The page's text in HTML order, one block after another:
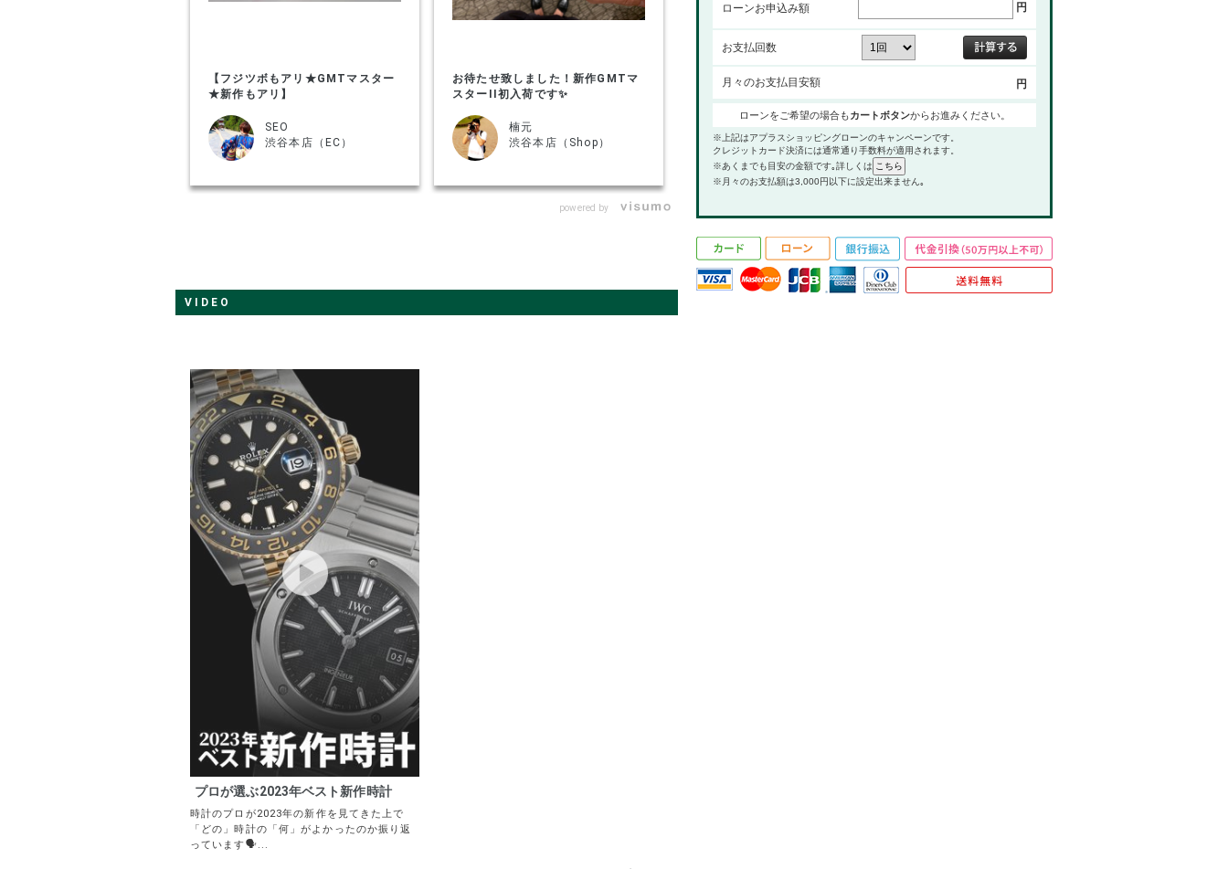
【フジツボもアリ★GMTマスター
★新作もアリ】
渋谷本店（EC）
SEO
お待たせ致しました！新作GMTマ
スターII初入荷です✨
渋谷本店（Shop）
楠元
powered by
VIDEO
プロが選ぶ2023年ベスト新作時計
時計のプロが2023年の新作を見てきた上で
「どの」時計の「何」がよかったのか振り返
っています🗣️...
ローンお申込み額 円
お支払回数
月々のお支払目安額 円
ローンをご希望の場合もカートボタンからお進みください。
※上記はアプラスショッピングローンのキャンペーンです。
クレジットカード決済には通常通り手数料が適用されます。
※あくまでも目安の金額です｡詳しくは
※月々のお支払額は3,000円以下に設定出来ません｡